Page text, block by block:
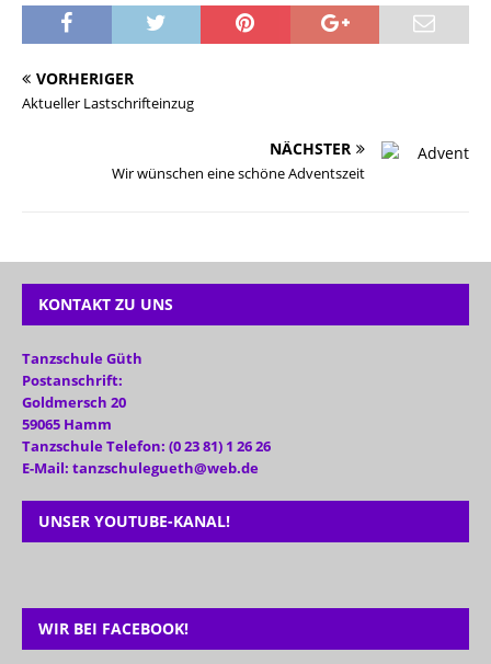
VORHERIGER
Aktueller Lastschrifteinzug
NÄCHSTER
Wir wünschen eine schöne Adventszeit
KONTAKT ZU UNS
Tanzschule Güth
Postanschrift:
Goldmersch 20
59065 Hamm
Tanzschule Telefon: (0 23 81) 1 26 26
E-Mail: tanzschulegueth@web.de
UNSER YOUTUBE-KANAL!
WIR BEI FACEBOOK!